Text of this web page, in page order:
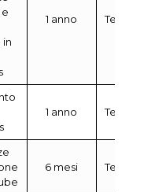
in
1 anno Terza
1 anno Terza
6 mesi Terza